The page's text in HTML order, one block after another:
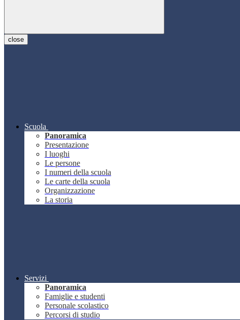
close
Scuola
Panoramica
Presentazione
I luoghi
Le persone
I numeri della scuola
Le carte della scuola
Organizzazione
La storia
Servizi
Panoramica
Famiglie e studenti
Personale scolastico
Percorsi di studio